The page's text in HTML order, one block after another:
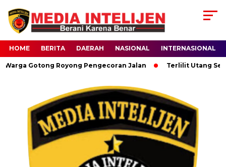
HOME BERITA DAERAH NASIONAL INTERNASIONAL
Gotong Royong Pengecoran Jalan Terlilit Utang Setelah